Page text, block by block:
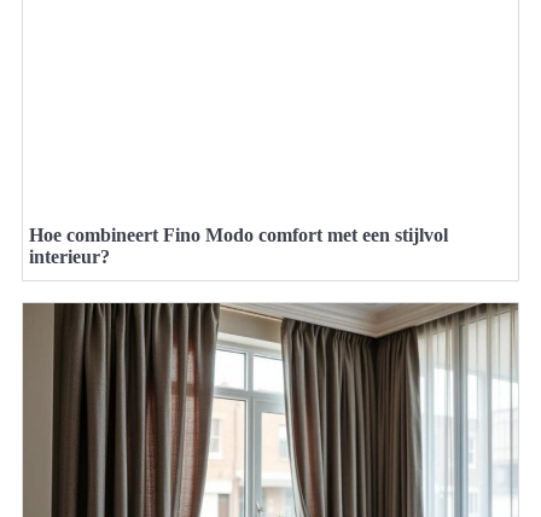
Hoe combineert Fino Modo comfort met een stijlvol
interieur?